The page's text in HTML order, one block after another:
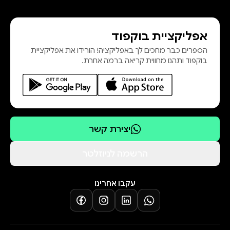
אפליקציית בוקפוד
הספרים כבר מחכים לך באפליקציה! הורידו את אפליקציית
בוקפוד ותהנו מחווית קריאה ברמה אחרת.
יצירת קשר
עקבו אחרינו